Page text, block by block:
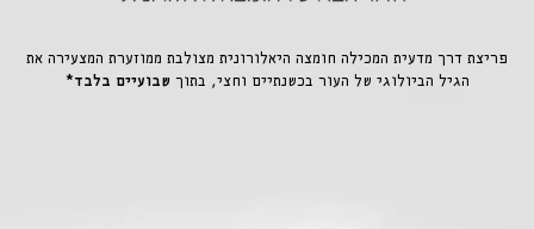
פריצת דרך מדעית המכילה חומצה היאלורונית מצולבת ממוזערת המצעירה את
הגיל הביולוגי של העור בכשנתיים וחצי, בתוךשבועיים בלבד*